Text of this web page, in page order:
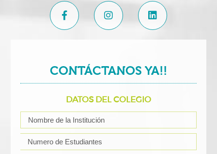
CONTÁCTANOS YA!!
DATOS DEL COLEGIO